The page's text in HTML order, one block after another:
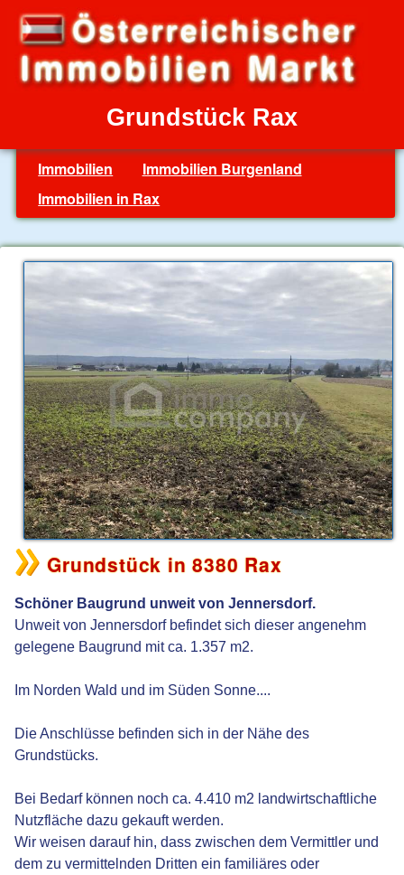
Grundstück Rax
Immobilien
Immobilien Burgenland
Immobilien in Rax
Grundstück in 8380 Rax
Schöner Baugrund unweit von Jennersdorf.
Unweit von Jennersdorf befindet sich dieser angenehm
gelegene Baugrund mit ca. 1.357 m2.
Im Norden Wald und im Süden Sonne....
Die Anschlüsse befinden sich in der Nähe des
Grundstücks.
Bei Bedarf können noch ca. 4.410 m2 landwirtschaftliche
Nutzfläche dazu gekauft werden.
Wir weisen darauf hin, dass zwischen dem Vermittler und
dem zu vermittelnden Dritten ein familiäres oder